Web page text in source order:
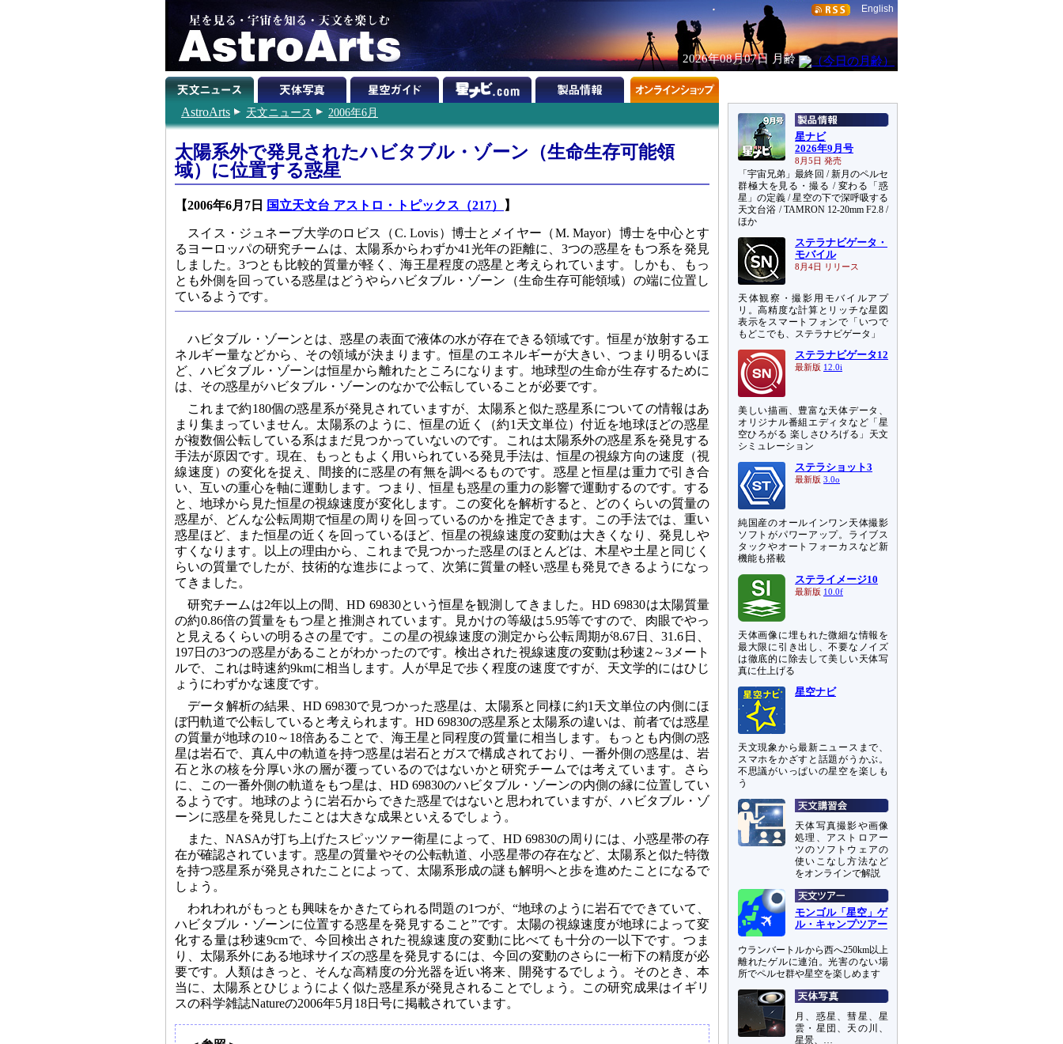
English
2026年08月07日 月齢
AstroArts 天文ニュース 2006年6月
太陽系外で発見されたハビタブル・ゾーン（生命生存可能領
域）に位置する惑星
【2006年6月7日 国立天文台 アストロ・トピックス（217） 】
スイス・ジュネーブ大学のロビス（C. Lovis）博士とメイヤー（M. Mayor）博士を中心とす
るヨーロッパの研究チームは、太陽系からわずか41光年の距離に、3つの惑星をもつ系を発見
しました。3つとも比較的質量が軽く、海王星程度の惑星と考えられています。しかも、もっ
とも外側を回っている惑星はどうやらハビタブル・ゾーン（生命生存可能領域）の端に位置し
ているようです。
ハビタブル・ゾーンとは、惑星の表面で液体の水が存在できる領域です。恒星が放射するエ
ネルギー量などから、その領域が決まります。恒星のエネルギーが大きい、つまり明るいほ
ど、ハビタブル・ゾーンは恒星から離れたところになります。地球型の生命が生存するために
は、その惑星がハビタブル・ゾーンのなかで公転していることが必要です。
これまで約180個の惑星系が発見されていますが、太陽系と似た惑星系についての情報はあ
まり集まっていません。太陽系のように、恒星の近く（約1天文単位）付近を地球ほどの惑星
が複数個公転している系はまだ見つかっていないのです。これは太陽系外の惑星系を発見する
手法が原因です。現在、もっともよく用いられている発見手法は、恒星の視線方向の速度（視
線速度）の変化を捉え、間接的に惑星の有無を調べるものです。惑星と恒星は重力で引き合
い、互いの重心を軸に運動します。つまり、恒星も惑星の重力の影響で運動するのです。する
と、地球から見た恒星の視線速度が変化します。この変化を解析すると、どのくらいの質量の
惑星が、どんな公転周期で恒星の周りを回っているのかを推定できます。この手法では、重い
惑星ほど、また恒星の近くを回っているほど、恒星の視線速度の変動は大きくなり、発見しや
すくなります。以上の理由から、これまで見つかった惑星のほとんどは、木星や土星と同じく
らいの質量でしたが、技術的な進歩によって、次第に質量の軽い惑星も発見できるようになっ
てきました。
研究チームは2年以上の間、HD 69830という恒星を観測してきました。HD 69830は太陽質量
の約0.86倍の質量をもつ星と推測されています。見かけの等級は5.95等ですので、肉眼でやっ
と見えるくらいの明るさの星です。この星の視線速度の測定から公転周期が8.67日、31.6日、
197日の3つの惑星があることがわかったのです。検出された視線速度の変動は秒速2～3メート
ルで、これは時速約9kmに相当します。人が早足で歩く程度の速度ですが、天文学的にはひじ
ょうにわずかな速度です。
データ解析の結果、HD 69830で見つかった惑星は、太陽系と同様に約1天文単位の内側にほ
ぼ円軌道で公転していると考えられます。HD 69830の惑星系と太陽系の違いは、前者では惑星
の質量が地球の10～18倍あることで、海王星と同程度の質量に相当します。もっとも内側の惑
星は岩石で、真ん中の軌道を持つ惑星は岩石とガスで構成されており、一番外側の惑星は、岩
石と氷の核を分厚い氷の層が覆っているのではないかと研究チームでは考えています。さら
に、この一番外側の軌道をもつ星は、HD 69830のハビタブル・ゾーンの内側の縁に位置してい
るようです。地球のように岩石からできた惑星ではないと思われていますが、ハビタブル・ゾ
ーンに惑星を発見したことは大きな成果といえるでしょう。
また、NASAが打ち上げたスピッツァー衛星によって、HD 69830の周りには、小惑星帯の存
在が確認されています。惑星の質量やその公転軌道、小惑星帯の存在など、太陽系と似た特徴
を持つ惑星系が発見されたことによって、太陽系形成の謎も解明へと歩を進めたことになるで
しょう。
われわれがもっとも興味をかきたてられる問題の1つが、“地球のように岩石でできていて、
ハビタブル・ゾーンに位置する惑星を発見すること”です。太陽の視線速度が地球によって変
化する量は秒速9cmで、今回検出された視線速度の変動に比べても十分の一以下です。つま
り、太陽系外にある地球サイズの惑星を発見するには、今回の変動のさらに一桁下の精度が必
要です。人類はきっと、そんな高精度の分光器を近い将来、開発するでしょう。そのとき、本
当に、太陽系とひじょうによく似た惑星系が発見されることでしょう。この研究成果はイギリ
スの科学雑誌Natureの2006年5月18日号に掲載されています。
星ナビ
2026年9月号
8月5日 発売
「宇宙兄弟」最終回 / 新月のペルセ
群極大を見る・撮る / 変わる「惑
星」の定義 / 星空の下で深呼吸する
天文台浴 / TAMRON 12-20mm F2.8 /
ほか
ステラナビゲータ・
モバイル
8月4日 リリース
天体観察・撮影用モバイルアプ
リ。高精度な計算とリッチな星図
表示をスマートフォンで「いつで
もどこでも、ステラナビゲータ」
ステラナビゲータ12
最新版 12.0i
美しい描画、豊富な天体データ、
オリジナル番組エディタなど「星
空ひろがる 楽しさひろげる」天文
シミュレーション
ステラショット3
最新版 3.0o
純国産のオールインワン天体撮影
ソフトがパワーアップ。ライブス
タックやオートフォーカスなど新
機能も搭載
ステライメージ10
最新版 10.0f
天体画像に埋もれた微細な情報を
最大限に引き出し、不要なノイズ
は徹底的に除去して美しい天体写
真に仕上げる
星空ナビ
天文現象から最新ニュースまで、
スマホをかざすと話題がうかぶ。
不思議がいっぱいの星空を楽しも
う
天体写真撮影や画像
処理、アストロアー
ツのソフトウェアの
使いこなし方法など
をオンラインで解説
モンゴル「星空」ゲ
ル・キャンプツアー
ウランバートルから西へ250km以上
離れたゲルに連泊。光害のない場
所でペルセ群や星空を楽しめます
月、惑星、彗星、星
雲・星団、天の川、
星景、…